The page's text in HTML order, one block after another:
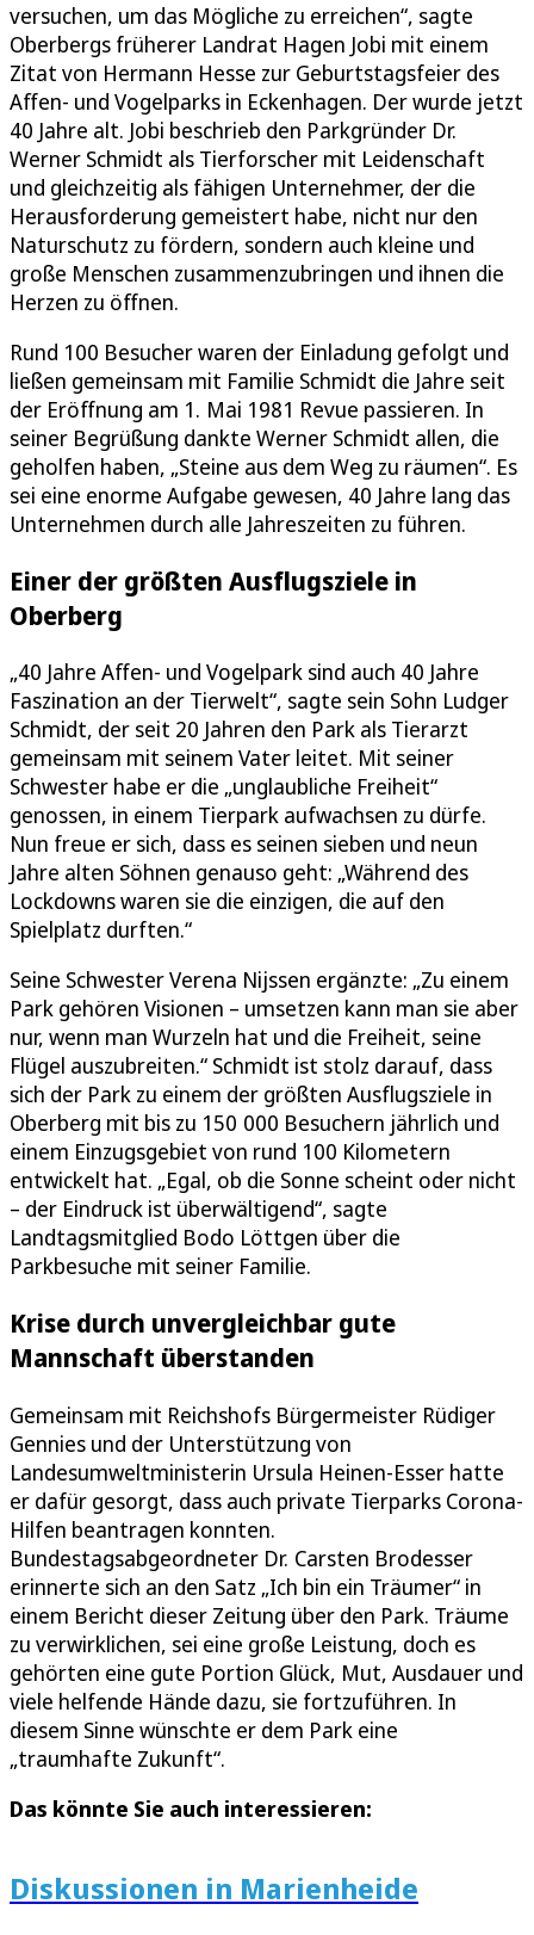
versuchen, um das Mögliche zu erreichen“, sagte
Oberbergs früherer Landrat Hagen Jobi mit einem
Zitat von Hermann Hesse zur Geburtstagsfeier des
Affen- und Vogelparks in Eckenhagen. Der wurde jetzt
40 Jahre alt. Jobi beschrieb den Parkgründer Dr.
Werner Schmidt als Tierforscher mit Leidenschaft
und gleichzeitig als fähigen Unternehmer, der die
Herausforderung gemeistert habe, nicht nur den
Naturschutz zu fördern, sondern auch kleine und
große Menschen zusammenzubringen und ihnen die
Herzen zu öffnen.
Rund 100 Besucher waren der Einladung gefolgt und
ließen gemeinsam mit Familie Schmidt die Jahre seit
der Eröffnung am 1. Mai 1981 Revue passieren. In
seiner Begrüßung dankte Werner Schmidt allen, die
geholfen haben, „Steine aus dem Weg zu räumen“. Es
sei eine enorme Aufgabe gewesen, 40 Jahre lang das
Unternehmen durch alle Jahreszeiten zu führen.
Einer der größten Ausflugsziele in
Oberberg
„40 Jahre Affen- und Vogelpark sind auch 40 Jahre
Faszination an der Tierwelt“, sagte sein Sohn Ludger
Schmidt, der seit 20 Jahren den Park als Tierarzt
gemeinsam mit seinem Vater leitet. Mit seiner
Schwester habe er die „unglaubliche Freiheit“
genossen, in einem Tierpark aufwachsen zu dürfe.
Nun freue er sich, dass es seinen sieben und neun
Jahre alten Söhnen genauso geht: „Während des
Lockdowns waren sie die einzigen, die auf den
Spielplatz durften.“
Seine Schwester Verena Nijssen ergänzte: „Zu einem
Park gehören Visionen – umsetzen kann man sie aber
nur, wenn man Wurzeln hat und die Freiheit, seine
Flügel auszubreiten.“ Schmidt ist stolz darauf, dass
sich der Park zu einem der größten Ausflugsziele in
Oberberg mit bis zu 150 000 Besuchern jährlich und
einem Einzugsgebiet von rund 100 Kilometern
entwickelt hat. „Egal, ob die Sonne scheint oder nicht
– der Eindruck ist überwältigend“, sagte
Landtagsmitglied Bodo Löttgen über die
Parkbesuche mit seiner Familie.
Krise durch unvergleichbar gute
Mannschaft überstanden
Gemeinsam mit Reichshofs Bürgermeister Rüdiger
Gennies und der Unterstützung von
Landesumweltministerin Ursula Heinen-Esser hatte
er dafür gesorgt, dass auch private Tierparks Corona-
Hilfen beantragen konnten.
Bundestagsabgeordneter Dr. Carsten Brodesser
erinnerte sich an den Satz „Ich bin ein Träumer“ in
einem Bericht dieser Zeitung über den Park. Träume
zu verwirklichen, sei eine große Leistung, doch es
gehörten eine gute Portion Glück, Mut, Ausdauer und
viele helfende Hände dazu, sie fortzuführen. In
diesem Sinne wünschte er dem Park eine
„traumhafte Zukunft“.
Das könnte Sie auch interessieren:
Diskussionen in Marienheide